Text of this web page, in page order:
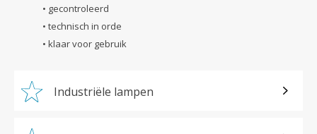
• gecontroleerd
• technisch in orde
• klaar voor gebruik
Industriële lampen